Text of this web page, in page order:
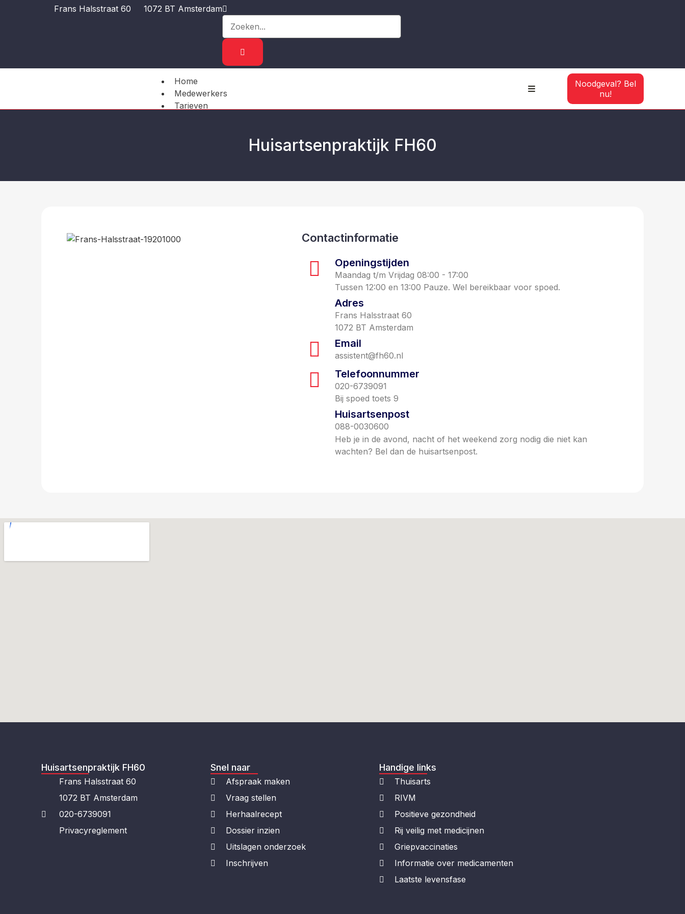
Frans Halsstraat 60 1072 BT Amsterdam
Home
Medewerkers
Tarieven
Noodgeval? Bel
nu!
Huisartsenpraktijk FH60
Contactinformatie
Openingstijden
Maandag t/m Vrijdag 08:00 - 17:00
Tussen 12:00 en 13:00 Pauze. Wel bereikbaar voor spoed.
Adres
Frans Halsstraat 60
1072 BT Amsterdam
Email
assistent@fh60.nl
Telefoonnummer
020-6739091
Bij spoed toets 9
Huisartsenpost
088-0030600
Heb je in de avond, nacht of het weekend zorg nodig die niet kan
wachten? Bel dan de huisartsenpost.
Huisartsenpraktijk FH60
Frans Halsstraat 60
1072 BT Amsterdam
020-6739091
Privacyreglement
Snel naar
Afspraak maken
Vraag stellen
Herhaalrecept
Dossier inzien
Uitslagen onderzoek
Inschrijven
Handige links
Thuisarts
RIVM
Positieve gezondheid
Rij veilig met medicijnen
Griepvaccinaties
Informatie over medicamenten
Laatste levensfase